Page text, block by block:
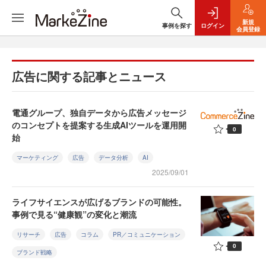
事例を探す ログイン
新規
会員登録
広告に関する記事とニュース
電通グループ、独自データから広告メッセージ
のコンセプトを提案する生成AIツールを運用開
始
マーケティング 広告 データ分析 AI
2025/09/01
0
ライフサイエンスが広げるブランドの可能性。
事例で見る“健康観”の変化と潮流
リサーチ 広告 コラム PR／コミュニケーション
ブランド戦略
0